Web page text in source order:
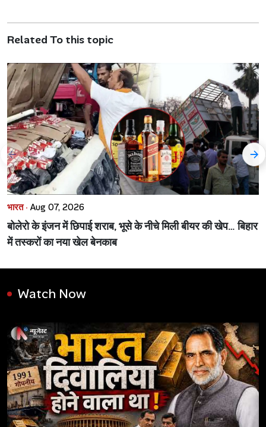
Related To this topic
भारत · Aug 07, 2026
बोलेरो के इंजन में छिपाई शराब, भूसे के नीचे मिली बीयर की खेप… बिहार
में तस्करों का नया खेल बेनकाब
Watch Now